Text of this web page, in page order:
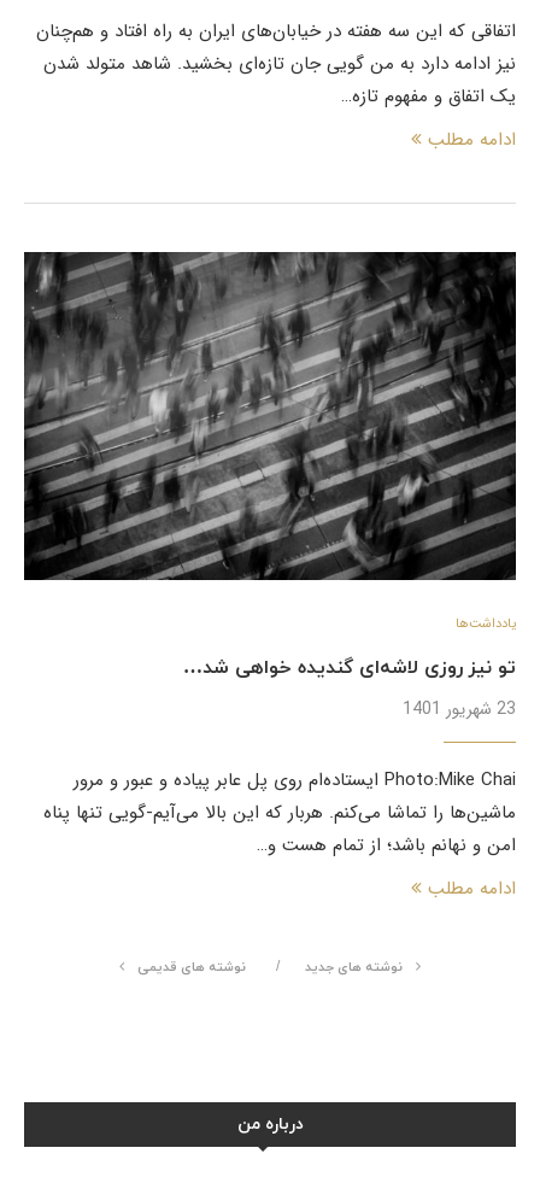
اتفاقی که این سه هفته در خیابان‌های ایران به راه افتاد و هم‌چنان
نیز ادامه دارد به من گویی جان تازه‌ای بخشید. شاهد متولد شدن
یک اتفاق و مفهوم تازه…
ادامه مطلب
یادداشت‌ها
تو نیز روزی لاشه‌ای گندیده خواهی شد…
23 شهریور 1401
Photo:Mike Chai ایستاده‌ام روی پل عابر پیاده و عبور و مرور
ماشین‌ها را تماشا می‌کنم. هربار که این بالا می‌آیم-گویی تنها پناه
امن و نهانم باشد؛ از تمام هست و…
ادامه مطلب
نوشته های جدید نوشته های قدیمی
درباره من